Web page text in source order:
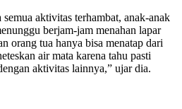
aktivitas terhambat, anak-anak
berjam-jam menahan lapar
orang tua hanya bisa menatap dari
air mata karena tahu pasti
aktivitas lainnya,” ujar dia.